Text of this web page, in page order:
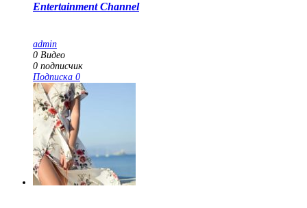
Entertainment Channel
admin
0 Видео
0 подписчик
Подписка 0